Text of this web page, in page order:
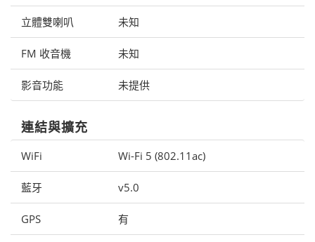
立體雙喇叭 未知
FM 收音機 未知
影音功能 未提供
連結與擴充
WiFi Wi-Fi 5 (802.11ac)
藍牙 v5.0
GPS 有